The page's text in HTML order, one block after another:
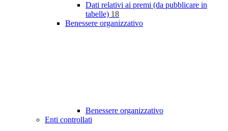
Dati relativi ai premi (da pubblicare in
tabelle) 18
Benessere organizzativo
Benessere organizzativo
Enti controllati